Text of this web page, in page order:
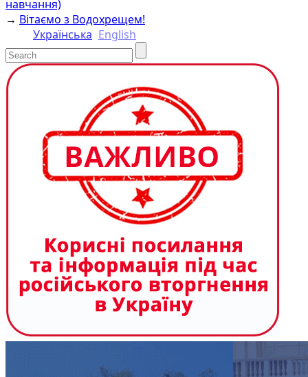
навчання)
→ Вітаємо з Водохрещем!
Українська English